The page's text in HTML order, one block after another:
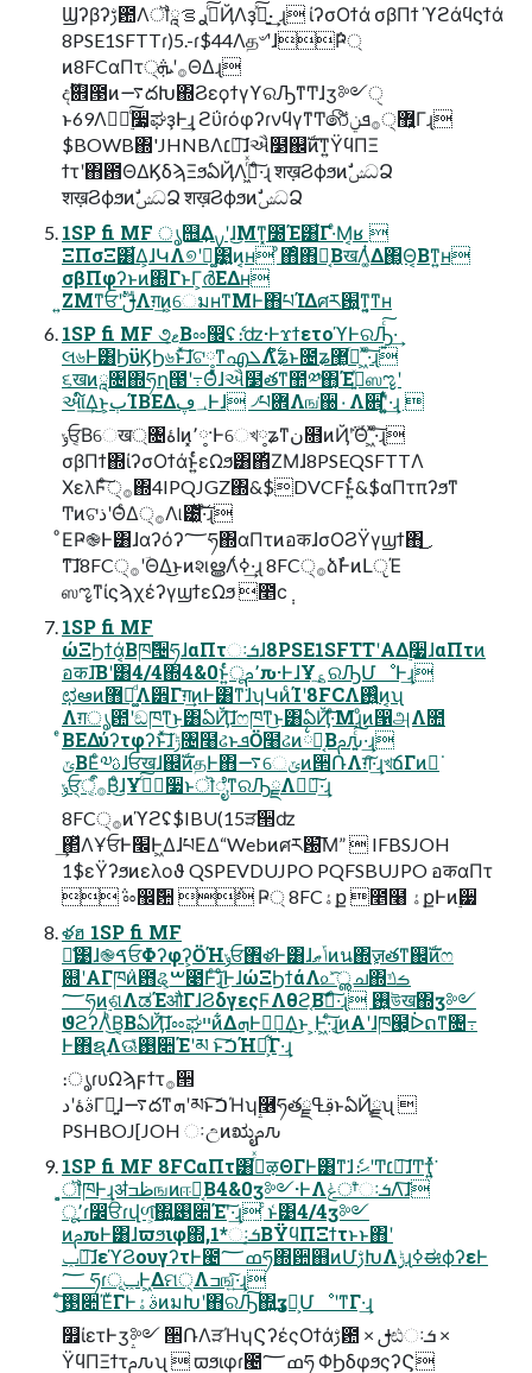
Ϣʔβʔࢹ఺Λॏࢹͨ͠ࢪࡦཱҊΛҙ͍ࣝͯ͠· ͢ɻ ίʔσΟϯά σβΠϯ ϓϩάϥϛϯά
8PSE1SFTTɾ)5.-ɾ$44Λத৺ʹɺ݅Ҏ্
ͷ8FCαΠτ੍࡞ʹܞΘΔɻ
දࣔ଎౓ͷ࠷దԽ΍ϨεϙϯγϒରԠͳͲɺӡ༻ੑ
ͱ69Λཱ࣮྆ͨ͠૷͕ಘҙͰ͢ɻ ϩΰɾόφʔɾνϥγͳͲ෯޿੍͍࡞ܦݧ͋Γɻ
$BOWB΍'JHNBΛ׆༻͠ɺઐ໳஌ࣝͷͳ͍ΫϥΠΞ
ϯτʹ΋఻ΘΔϏδϡΞϧఏҊΛߦ͖ͬͯ·ͨ͠ɻ शख़ϨϕϧͷࣗݾධՁ
शख़ϨϕϧͷࣗݾධՁ शख़ϨϕϧͷࣗݾධՁ
1SP fi MF ൃ஫͢Δࡍʹɺ͜Μͳ͓೰Έ͸͋Γ·ͤΜ͔ʁ 
ΞΠσΞ͸͋Δ͕ɺԿΛ୭ʹฉ͚͹͍͍ͷ͔ʜ ͦ΋ͦ΋Կ͔ΒखΛ͚ͭΔ΂͖͔Θ͔Βͳ͍ʜ
σβΠφʔͱͷ΍ΓͱΓ͕ർΕΔʜ
͍ΖΜͳਓʹࢦࣔΛग़͢ͷ͕େมʜͳΜͰ΋པΊΔศར԰͍ͳ͍͔ͳʜ
1SP fi MF ૭ޱ͔Βೲ඼ʢެ։ʣ·ͰϫϯετοϓͰରԠ͍ͨ͠·͢
લ৬Ͱ͸ϦϋϏϦ৬ͱͯ͠ɺଟ༷ͳഎܠΛ࣋ͭํʑͱ೔ʑ޲͖߹ͬ ͖ͯ·ͨ͠ɻ
૬खͷཱ৔΍ཧղ౓ʹ߹Θͤͯɺઐ໳తͳ಺༰΋͔Έࡅ͍ͯஸೡʹ
આ໌͢Δ͜ͱ͕ٻΊΒΕΔ؀ڥͰɺ ৴པؔ܎Λங͘઀۰Λ਎ʹ͚͍ͭͯ·͢ɻ 
ݸਓ͔Βେख্৔اۀͷ͓٬༷·Ͱେখ༷ʑͳن໛ͷҊ݅ʹؔΘͬ ͖ͯ·ͨ͠ɻ
σβΠϯ΍ίʔσΟϯάͱ͍ͬͨεΩϧ͸΋ͪΖΜɺ8PSEQSFTTΛ
ΧελϜ੍ͨ͠࡞΍4IPQJGZ΍&$DVCFͱ͍ͬͨ&$αΠτπʔϧͳ
ͲͷଟذʹΘͨΔ੍࡞Λ୲౰͖ͯ͠·ͨ͠ɻ
ͦΕҎ֎Ͱ͸ɺαʔόʔ؅ཧ΍αΠτͷอकɺσΟϨΫγϣϯ΋͜
ͳ͠ɺ8FC੍࡞ʹؔΘΔ͜ͱͷશൠΛߦ͑·͢ɻ 8FC੍࡞ձࣾͰͷԼੵΈ
ஸೡͳίϛϡχέʔγϣϯεΩϧ ೥̎ϲ݄
1SP fi MF
ώΞϦϯά͔Βཁ݅੔ཧɺαΠτઃܭɺ8PSE1SFTTʹΑΔ࣮૷ɺαΠτͷ
อकɺ͞Βʹ͸4/4΍4&0ͱ͍ͬͨू٬ࢧԉ·ͰɺҰ؏ͯ͠ରԠՄೳͰ͢ɻ
ಛఆͷ޻ఔ͚ͩΛ੾Γग़͢ͷͰ͸ͳ͘ɺʮԿͷͨΊʹ8FCΛ࢖͍͍ͨͷ͔ʯ
Λग़ൃ఺ʹඞཁͳ͜ͱ͸ఏҊ͠ɺෆཁͳ͜ͱ͸ఏҊ͠·ͤΜɻͦͷ൑அΛ೚
ͤΒΕΔύʔτφʔͱͯ͠ɺݱ৔໨ઢͱܦӦ໨ઢͷ྆ํ͔Βࢧԉ͍ͨ͠·͢ɻ
ݶΒΕͨ༧ࢉɺਓखɺ஌ࣝͷதͰ΋࠷େݶͷ੒ՌΛग़͠·͢ɻখճΓͷར͘
ݸਓ੍࡞ऀ͔ͩΒͦ͜ɺҰ؏࣮ͨ͠૷ͱॊೈͳରԠྗΛཱ྆͠·͢ɻ
8FC੍࡞ͷϓϩʢ$IBU(15ੜ੒ʣ
͢΂ͯΛҰਓͰ׬݁Ͱ͖ΔɺཔΕΔ“Webͷศར԰͞Μ”  IFBSJOH
1$εΫʔϧͷελοϑ QSPEVDUJPO PQFSBUJPO อकαΠτ
݅ ೲ඼݅਺ ݅ Ҏ্ 8FCۀք ೥໨ ۀքͰͷ࣮੷
ళฮ 1SP fi MF
ྫ͑͹ɺ֎ࠃਓΦʔφʔ͕ӦΉݸਓ঎ళͰ͸ɺݴޠͷน΍ٕज़తͳ஌ࣝͷෆ
଍ʹΑΓཁ݅ͷ఻ୡ͕ࠔ೉Ͱͨ͠ɻͦ͜ͰɺώΞϦϯάΛ௨ͯ͡ൢച΍ࡏݿ
؅ཧͷ࣮ଶΛಡΈऔΓɺϨδγεςϜΛθϩ͔Βࣗ࡞͠·ͨ͠ɻ ࢖͍উख΍ӡ༻
ϑϩʔΛͪ͜Β͔ΒఏҊ͠ɺೲಘײͷ͋ΔܗͰಋೖ͢Δ͜ͱ ͕Ͱ͖·ͨ͠ɻ͜ͷΑ͏ʹɺཁ๬͕ᐆດͳ৔߹
Ͱ΋ຊ࣭Λଊ͑ͯ࢓૊Έʹམ ͱ͠ࠐΉྗ͕͋Γ·͢ɻ
։ൃɾυΩϡϝϯτ࡞੒
ࣄۀʹدΓఴ͍ɺ࠷దͳܗʹམͱ͠ࠐΉʮ࿦ཧతࢥߟྗͱఏҊྗʯ 
PSHBOJ[JOH ઃඋͷಋೖࢧԉ
1SP fi MF 8FCαΠτ͸࡞ͬͯऴΘΓͰ͸ͳ͘ɺެ։ޙʹͲ͏׆༻͠ɺͲ͏ҭ͍ͯͯ͘
͔͕ॏཁͰ͢ɻॳظߏஙͷஈ֊͔Β4&0ӡ༻·ͰΛݟਾ͑ͨઃܭΛ͠ɺ
ू٬ɾ෼ੳɾվળ͕͠΍͍͢࢓૊Έʹ͠·͢ɻ ͨͱ͑͹4/4ӡ༻
ͷࢧԉͰ͸ɺϖϧιφ΍,1*ઃܭ͔ΒΫϥΠΞϯτͱͱ΋ʹ
ݕ౼͠ɺεϓϨουγʔτͰ౤ߘ؅ཧ΍਺஋ͷՄࢹԽΛ࣮ݱɻߦಈϕʔεͰ
؅ ཧɾݕূͰ͖Δମ੍Λߏங͍ͯ͠·͢ɻ
͜͏ͨ͠࢓૊Έͮ͘ΓͰࣄۀͷมԽʹ΋ରԠ͠΍͍͢ӡ༻͕ՄೳʹͳΓ·͢ɻ
௿ίετͰӡ༻ ੒ՌΛੜΉʮϚʔέςΟϯάࢹ఺ × ࢦඪઃܭ ×
ΫϥΠΞϯτࢧԉʯ  ϖϧιφɾ౤ߘ؅ཧ ΦϦδφϧςʔϚ